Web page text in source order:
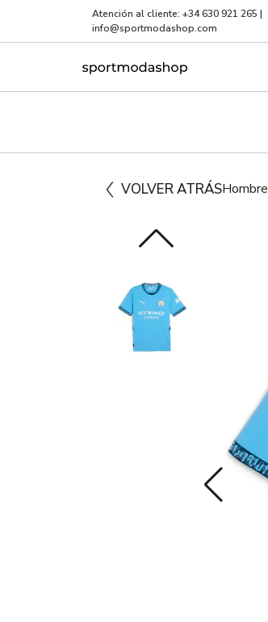
Atención al cliente: +34 630 921 265 |
info@sportmodashop.com
VOLVER ATRÁSHombre